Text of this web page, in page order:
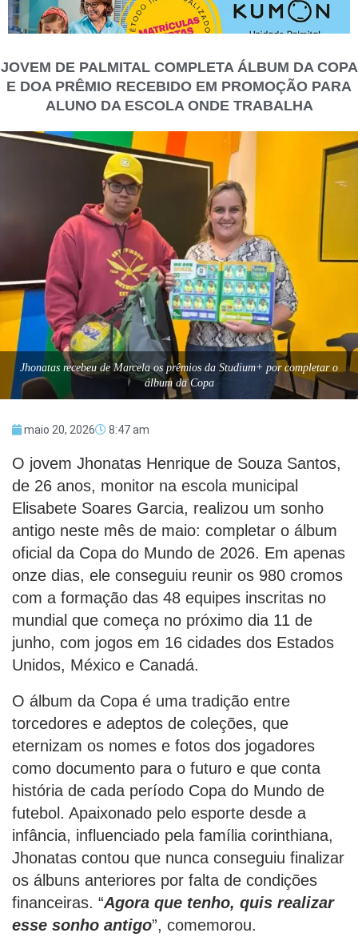
JOVEM DE PALMITAL COMPLETA ÁLBUM DA COPA
E DOA PRÊMIO RECEBIDO EM PROMOÇÃO PARA
ALUNO DA ESCOLA ONDE TRABALHA
Jhonatas recebeu de Marcela os prêmios da Studium+ por completar o
álbum da Copa
maio 20, 2026 8:47 am
O jovem Jhonatas Henrique de Souza Santos,
de 26 anos, monitor na escola municipal
Elisabete Soares Garcia, realizou um sonho
antigo neste mês de maio: completar o álbum
oficial da Copa do Mundo de 2026. Em apenas
onze dias, ele conseguiu reunir os 980 cromos
com a formação das 48 equipes inscritas no
mundial que começa no próximo dia 11 de
junho, com jogos em 16 cidades dos Estados
Unidos, México e Canadá.
O álbum da Copa é uma tradição entre
torcedores e adeptos de coleções, que
eternizam os nomes e fotos dos jogadores
como documento para o futuro e que conta
história de cada período Copa do Mundo de
futebol. Apaixonado pelo esporte desde a
infância, influenciado pela família corinthiana,
Jhonatas contou que nunca conseguiu finalizar
os álbuns anteriores por falta de condições
financeiras. “Agora que tenho, quis realizar
esse sonho antigo”, comemorou.